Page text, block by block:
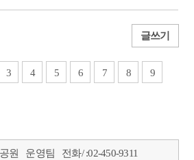
글쓰기
3 4 5 6 7 8
9
원 운영팀 전화/ :02-450-9311